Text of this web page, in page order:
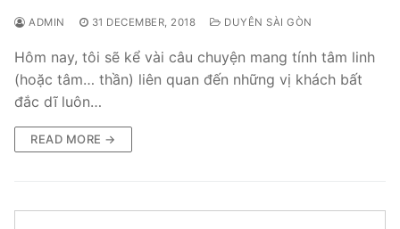
ADMIN 31 DECEMBER, 2018 DUYÊN SÀI GÒN
Hôm nay, tôi sẽ kể vài câu chuyện mang tính tâm linh
(hoặc tâm… thần) liên quan đến những vị khách bất
đắc dĩ luôn…
READ MORE →